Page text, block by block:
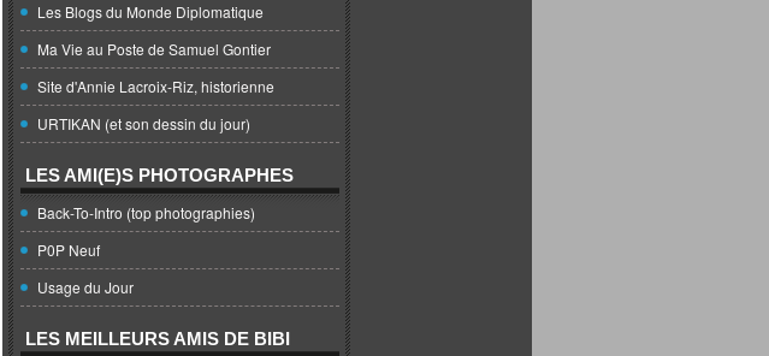
Les Blogs du Monde Diplomatique
Ma Vie au Poste de Samuel Gontier
Site d'Annie Lacroix-Riz, historienne
URTIKAN (et son dessin du jour)
LES AMI(E)S PHOTOGRAPHES
Back-To-Intro (top photographies)
P0P Neuf
Usage du Jour
LES MEILLEURS AMIS DE BIBI